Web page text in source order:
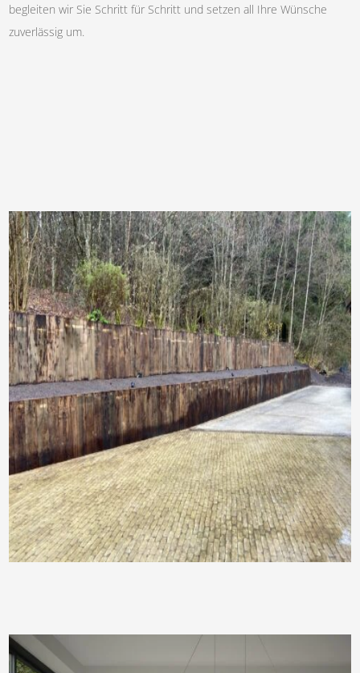
begleiten wir Sie Schritt für Schritt und setzen all Ihre Wünsche
zuverlässig um.